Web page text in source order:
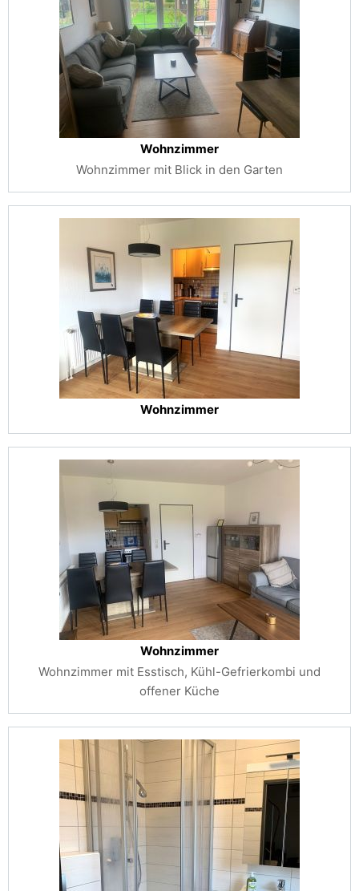
Wohnzimmer
Wohnzimmer mit Blick in den Garten
Wohnzimmer
Wohnzimmer
Wohnzimmer mit Esstisch, Kühl-Gefrierkombi und
offener Küche